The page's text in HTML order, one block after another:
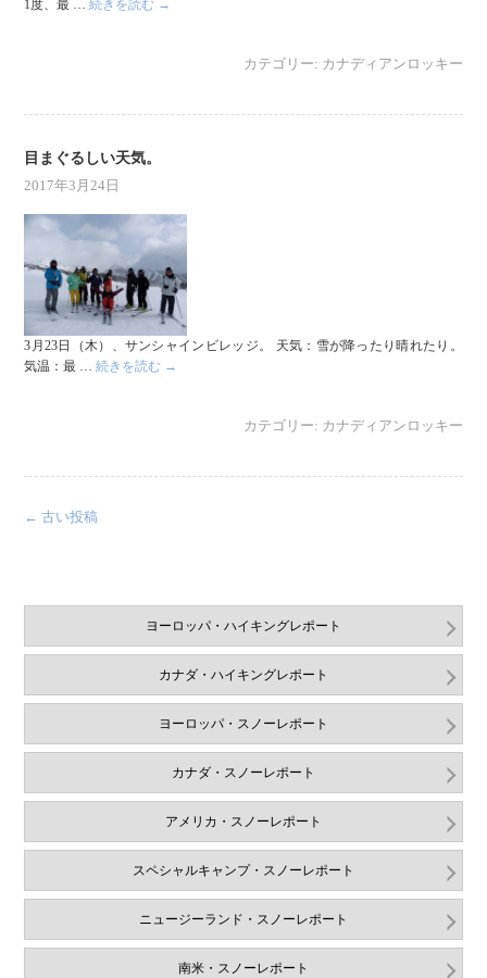
1度、最 …続きを読む →
カテゴリー: カナディアンロッキー
目まぐるしい天気。
2017年3月24日
3月23日（木）、サンシャインビレッジ。 天気：雪が降ったり晴れたり。
気温：最 …続きを読む →
カテゴリー: カナディアンロッキー
← 古い投稿
ヨーロッパ・ハイキングレポート
カナダ・ハイキングレポート
ヨーロッパ・スノーレポート
カナダ・スノーレポート
アメリカ・スノーレポート
スペシャルキャンプ・スノーレポート
ニュージーランド・スノーレポート
南米・スノーレポート